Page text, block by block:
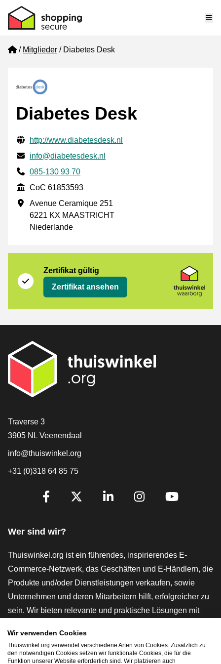
Home
Mitglieder Diabetes Desk
Diabetes Desk
Geprüfte Kontaktinformationen
Website URL
http://www.diabetesdesk.nl
E-mail
info@diabetesdesk.nl
Phone number
085-130 93 70
CoC
CoC 61853593
Geschäftsadresse
Avenue Ceramique 251
6221 KX MAASTRICHT
Niederlande
Zertifikat gültig
Zertifikat ansehen
[_General:Contact]
Traverse 3
3905 NL Veenendaal
info@thuiswinkel.org
+31 (0)318 64 85 75
[_General:SocialMediaTitle]
Wer sind wir?
Thuiswinkel.org ist ein führendes, inspirierendes E-
Commerce-Netzwerk, das Geschäften und E-Händlern, die
Produkte und/oder Dienstleistungen verkaufen, sowie
Unternehmen und deren Mitarbeitern hilft, erfolgreicher zu
sein. Wir bieten relevante und praktische Lösungen mit
rechtlichen Instrumenten und Beratung,
Interessenvertretung, Marktforschung und verfügen über
Wir verwenden Cookies
Thuiswinkel.org verwendet verschiedene Arten von Cookies. Zusätzlich zu
den notwendigen Cookies setzen wir funktionale Cookies, die für die
Funktion unserer Website erforderlich sind. Wir platzieren auch